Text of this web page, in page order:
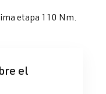
etapa 110 Nm.
el